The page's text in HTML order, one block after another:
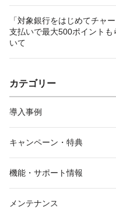
「対象銀行をはじめてチャ
支払いで最大500ポイント
いて
カテゴリー
導入事例
キャンペーン・特典
機能・サポート情報
メンテナンス